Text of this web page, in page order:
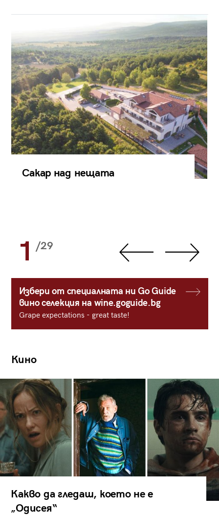
Сакар над нещата
1 /29
Избери от специалната ни Go Guide
вино селекция на wine.goguide.bg
Grape expectations - great taste!
Кино
Какво да гледаш, което не е
„Одисея“